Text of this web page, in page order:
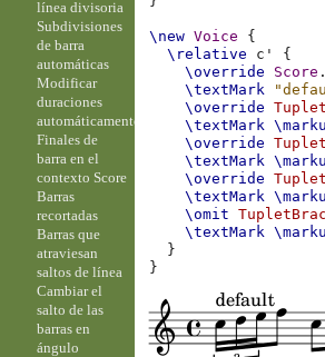
\new Voice
{
\relative
c'
{
\override
Score
\textMark
\override
\textMark
\override
\textMark
\override
\textMark
\omit
\textMark
}
}
línea divisoria
Subdivisiones
de barra
automáticas
Modificar
duraciones
automáticamente
Finales de
barra en el
contexto Score
Barras
recortadas
Barras que
atraviesan
saltos de línea
Cambiar el
salto de las
barras en
ángulo